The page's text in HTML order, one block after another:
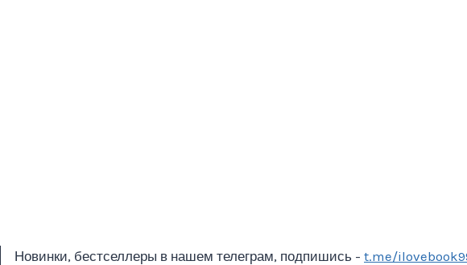
Новинки, бестселлеры в нашем телеграм, подпишись - t.me/